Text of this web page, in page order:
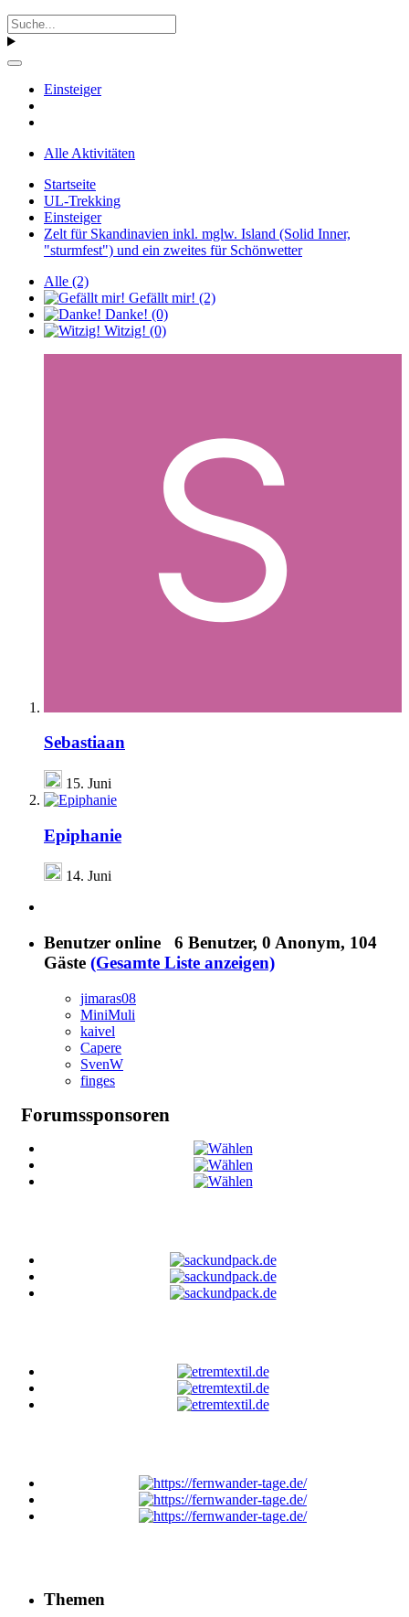
Einsteiger
Alle Aktivitäten
Startseite
UL-Trekking
Einsteiger
Zelt für Skandinavien inkl. mglw. Island (Solid Inner,
"sturmfest") und ein zweites für Schönwetter
Alle (2)
Gefällt mir! (2)
Danke! (0)
Witzig! (0)
Sebastiaan
15. Juni
Epiphanie
14. Juni
Benutzer online 6 Benutzer, 0 Anonym, 104
Gäste (Gesamte Liste anzeigen)
jimaras08
MiniMuli
kaivel
Capere
SvenW
finges
Forumssponsoren
Themen